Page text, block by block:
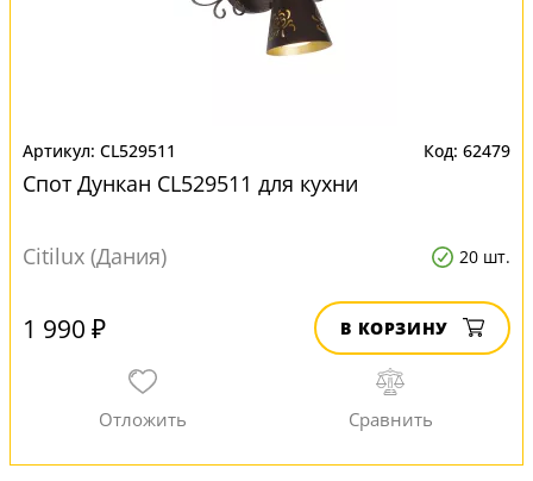
CL529511 62479
Спот Дункан CL529511 для кухни
Citilux (Дания) 20 шт.
1 990 ₽ В КОРЗИНУ